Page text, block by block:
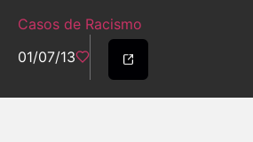
Casos de Racismo
01/07/13